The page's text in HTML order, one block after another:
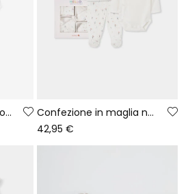
Sneakers Victoria Bosco barefoot in tela colore notte
Confezione in maglia neonata bianca stampa fiori
42,95 €